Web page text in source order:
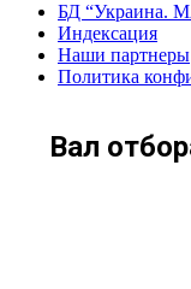
содержанию
БД
Индекcация
Наши партнеры
Политика
Вал